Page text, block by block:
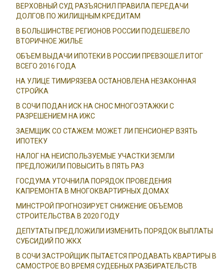
ВЕРХОВНЫЙ СУД РАЗЪЯСНИЛ ПРАВИЛА ПЕРЕДАЧИ
ДОЛГОВ ПО ЖИЛИЩНЫМ КРЕДИТАМ
В БОЛЬШИНСТВЕ РЕГИОНОВ РОССИИ ПОДЕШЕВЕЛО
ВТОРИЧНОЕ ЖИЛЬЕ
ОБЪЕМ ВЫДАЧИ ИПОТЕКИ В РОССИИ ПРЕВЗОШЕЛ ИТОГ
ВСЕГО 2016 ГОДА
НА УЛИЦЕ ТИМИРЯЗЕВА ОСТАНОВЛЕНА НЕЗАКОННАЯ
СТРОЙКА
В СОЧИ ПОДАН ИСК НА СНОС МНОГОЭТАЖКИ С
РАЗРЕШЕНИЕМ НА ИЖС
ЗАЕМЩИК СО СТАЖЕМ: МОЖЕТ ЛИ ПЕНСИОНЕР ВЗЯТЬ
ИПОТЕКУ
НАЛОГ НА НЕИСПОЛЬЗУЕМЫЕ УЧАСТКИ ЗЕМЛИ
ПРЕДЛОЖИЛИ ПОВЫСИТЬ В ПЯТЬ РАЗ
ГОСДУМА УТОЧНИЛА ПОРЯДОК ПРОВЕДЕНИЯ
КАПРЕМОНТА В МНОГОКВАРТИРНЫХ ДОМАХ
МИНСТРОЙ ПРОГНОЗИРУЕТ СНИЖЕНИЕ ОБЪЕМОВ
СТРОИТЕЛЬСТВА В 2020 ГОДУ
ДЕПУТАТЫ ПРЕДЛОЖИЛИ ИЗМЕНИТЬ ПОРЯДОК ВЫПЛАТЫ
СУБСИДИЙ ПО ЖКХ
В СОЧИ ЗАСТРОЙЩИК ПЫТАЕТСЯ ПРОДАВАТЬ КВАРТИРЫ В
САМОСТРОЕ ВО ВРЕМЯ СУДЕБНЫХ РАЗБИРАТЕЛЬСТВ